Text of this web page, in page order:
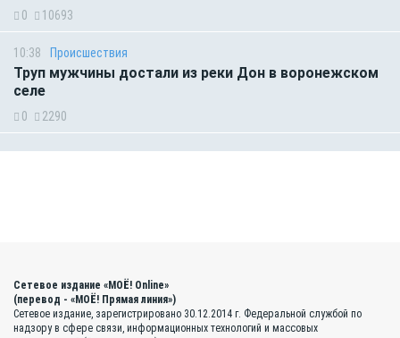
0 10693
10:38 Происшествия
Труп мужчины достали из реки Дон в воронежском
селе
0 2290
Сетевое издание «МОЁ! Online»
(перевод - «МОЁ! Прямая линия»)
Сетевое издание, зарегистрировано 30.12.2014 г. Федеральной службой по
надзору в сфере связи, информационных технологий и массовых